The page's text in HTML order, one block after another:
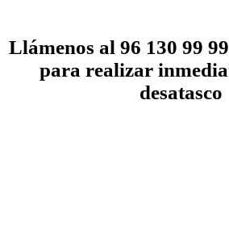
Llámenos al 96 130 99
para realizar
desatasco